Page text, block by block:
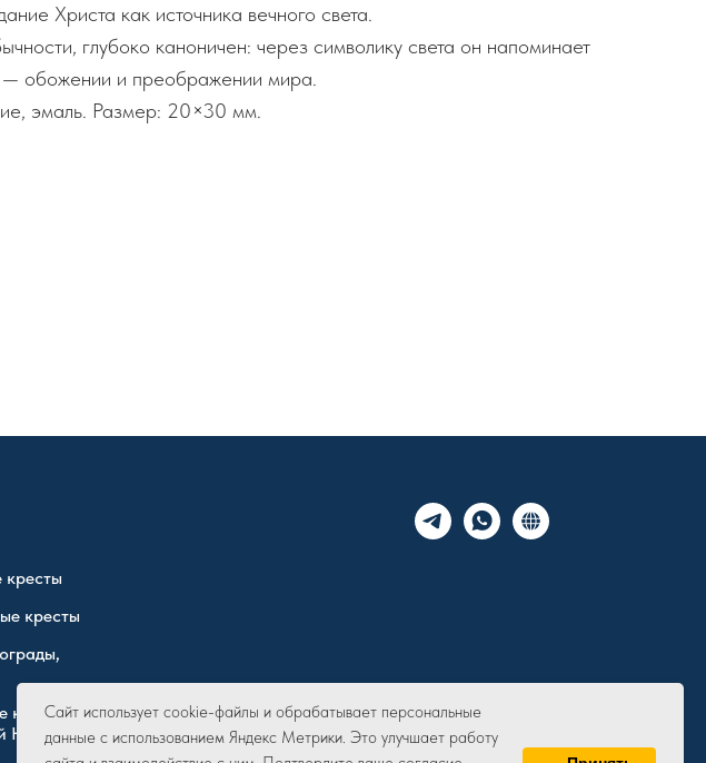
Христа как источника вечного света.
глубоко каноничен: через символику света он напоминает
— обожении и преображении мира.
эмаль. Размер: 20×30 мм.
Сайт использует cookie-файлы и обрабатывает персональные
данные с использованием Яндекс Метрики. Это улучшает работу
кресты
кресты
Юрия